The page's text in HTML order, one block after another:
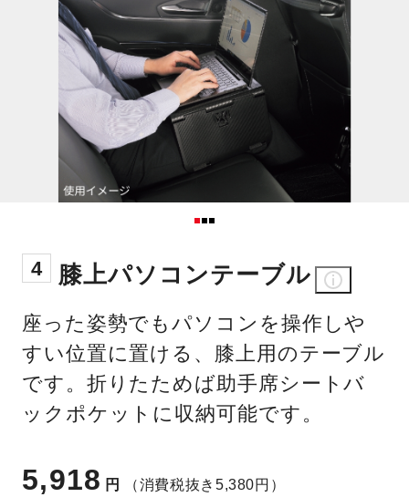
4 膝上パソコンテーブル
座った姿勢でもパソコンを操作しや
すい位置に置ける、膝上用のテーブル
です。折りたためば助手席シートバ
ックポケットに収納可能です。
5,918 円 （消費税抜き5,380円）